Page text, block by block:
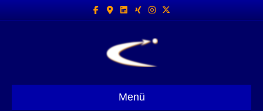
FacebookGoogle-maps
Linkedin
Xing InstagramX-twitter
Menü